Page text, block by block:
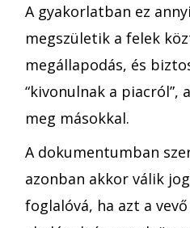
A gyakorlatban ez
megszületik a felek
megállapodás, és
“kivonulnak a piacról”,
meg másokkal.
A dokumentumban
azonban akkor válik
foglalóvá, ha azt a